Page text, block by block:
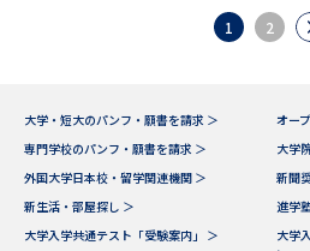
1 2
大学・短大のパンフ・願書を請求 ＞
オー
専門学校のパンフ・願書を請求 ＞
大学
外国大学日本校・留学関連機関 ＞
新聞
新生活・部屋探し ＞
進学
大学入学共通テスト「受験案内」 ＞
大学